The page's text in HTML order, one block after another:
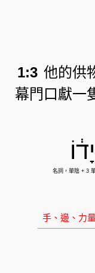
1:3 他的供
幕門口獻一
יָד֔וֹ